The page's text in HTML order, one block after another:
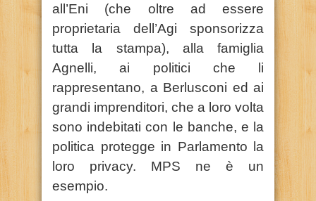
all’Eni (che oltre ad essere
proprietaria dell’Agi sponsorizza
tutta la stampa), alla famiglia
Agnelli, ai politici che li
rappresentano, a Berlusconi ed ai
grandi imprenditori, che a loro volta
sono indebitati con le banche, e la
politica protegge in Parlamento la
loro privacy. MPS ne è un
esempio.